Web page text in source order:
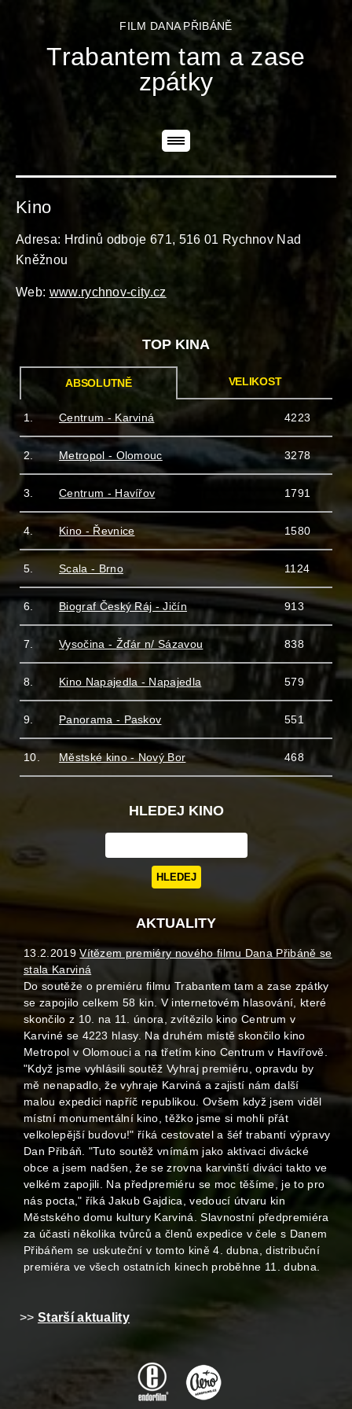
FILM DANA PŘIBÁNĚ
Trabantem tam a zase
zpátky
Kino
Adresa: Hrdinů odboje 671, 516 01 Rychnov Nad
Kněžnou
Web: www.rychnov-city.cz
TOP KINA
ABSOLUTNĚ VELIKOST
1. Centrum - Karviná 4223
2. Metropol - Olomouc 3278
3. Centrum - Havířov 1791
4. Kino - Řevnice 1580
5. Scala - Brno 1124
6. Biograf Český Ráj - Jičín 913
7. Vysočina - Žďár n/ Sázavou 838
8. Kino Napajedla - Napajedla 579
9. Panorama - Paskov 551
10. Městské kino - Nový Bor 468
HLEDEJ KINO
AKTUALITY
13.2.2019 Vítězem premiéry nového filmu Dana Přibáně se
stala Karviná
Do soutěže o premiéru filmu Trabantem tam a zase zpátky
se zapojilo celkem 58 kin. V internetovém hlasování, které
skončilo z 10. na 11. února, zvítězilo kino Centrum v
Karviné se 4223 hlasy. Na druhém místě skončilo kino
Metropol v Olomouci a na třetím kino Centrum v Havířově.
"Když jsme vyhlásili soutěž Vyhraj premiéru, opravdu by
mě nenapadlo, že vyhraje Karviná a zajistí nám další
malou expedici napříč republikou. Ovšem když jsem viděl
místní monumentální kino, těžko jsme si mohli přát
velkolepější budovu!" říká cestovatel a šéf trabantí výpravy
Dan Přibáň. "Tuto soutěž vnímám jako aktivaci divácké
obce a jsem nadšen, že se zrovna karvinští diváci takto ve
velkém zapojili. Na předpremiéru se moc těšíme, je to pro
nás pocta," říká Jakub Gajdica, vedoucí útvaru kin
Městského domu kultury Karviná. Slavnostní předpremiéra
za účasti několika tvůrců a členů expedice v čele s Danem
Přibáňem se uskuteční v tomto kině 4. dubna, distribuční
premiéra ve všech ostatních kinech proběhne 11. dubna.
>> Starší aktuality